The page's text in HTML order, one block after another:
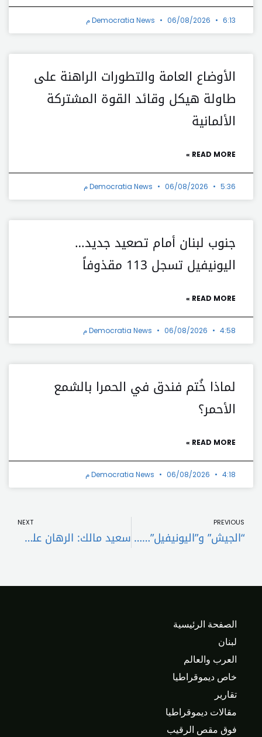
Democratia News 06/08/2026 6:13 م
الأوضاع العامة والتطورات الراهنة على
طاولة هيكل وقائد القوة المشتركة
الألمانية
READ MORE »
Democratia News 06/08/2026 5:36 م
جنوب لبنان أمام تصعيد جديد…
اليونيفيل تسجل 113 مقذوفاً
READ MORE »
Democratia News 06/08/2026 4:58 م
لماذا خُتم فندق في الحمرا بالشمع
الأحمر؟
READ MORE »
Democratia News 06/08/2026 4:18 م
PREVIOUS
“الجيش” و”اليونيفيل”… إلى الناقورة
NEXT
سعيد مالك: الرهان على القضاء هو الخيار الصحيح
الصفحة الرئيسية
لبنان
العرب والعالم
خاص ديموقراطيا
تقارير
مقالات ديموقراطيا
فوق مقص الرقيب